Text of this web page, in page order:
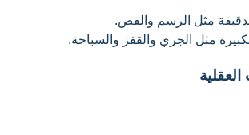
مثل الرسم والقص.
مثل الجري والقفز والسباحة.
العقلية